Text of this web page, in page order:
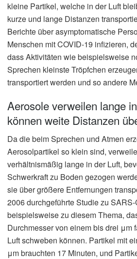
kleine Partikel, welche in der Luft
kurze und lange Distanzen
Berichte über asymptomatische
Menschen mit COVID-19 infizieren,
dass Aktivitäten wie beispielsweise
Sprechen kleinste Tröpfchen
transportiert werden und so andere
Aerosole verweilen lange
können weite Distanzen
Da die beim Sprechen und Atmen
Aerosolpartikel so klein sind,
verhältnismäßig lange in der Luft,
Schwerkraft zu Boden gezogen
sie über größere Entfernungen
2006 durchgeführte Studie zu
beispielsweise zu diesem Thema,
Durchmesser von einem bis drei μm
Luft schweben können. Partikel mit
μm brauchten 17 Minuten, und